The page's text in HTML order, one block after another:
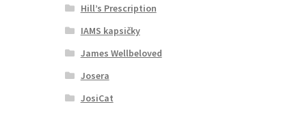
Hill’s Prescription
IAMS kapsičky
James Wellbeloved
Josera
JosiCat